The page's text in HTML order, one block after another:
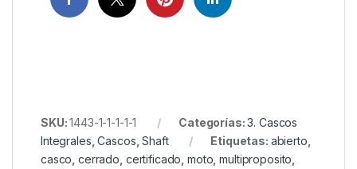
SKU:1443-1-1-1-1-1 Categorías:3. Cascos
Integrales ,Cascos ,Shaft Etiquetas: abierto
casco ,cerrado certificado ,moto ,multiproposito